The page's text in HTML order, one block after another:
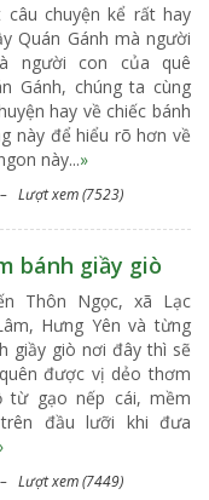
chuyện kể rất hay
Quán Gánh mà người
người con của quê
Gánh, chúng ta cùng
hay về chiếc bánh
này để hiểu rõ hơn về
này...»
Lượt xem (7523)
bánh giầy giò
Thôn Ngọc, xã Lạc
Hưng Yên và từng
giầy giò nơi đây thì sẽ
được vị dẻo thơm
từ gạo nếp cái, mềm
đầu lưỡi khi đưa
Lượt xem (7449)